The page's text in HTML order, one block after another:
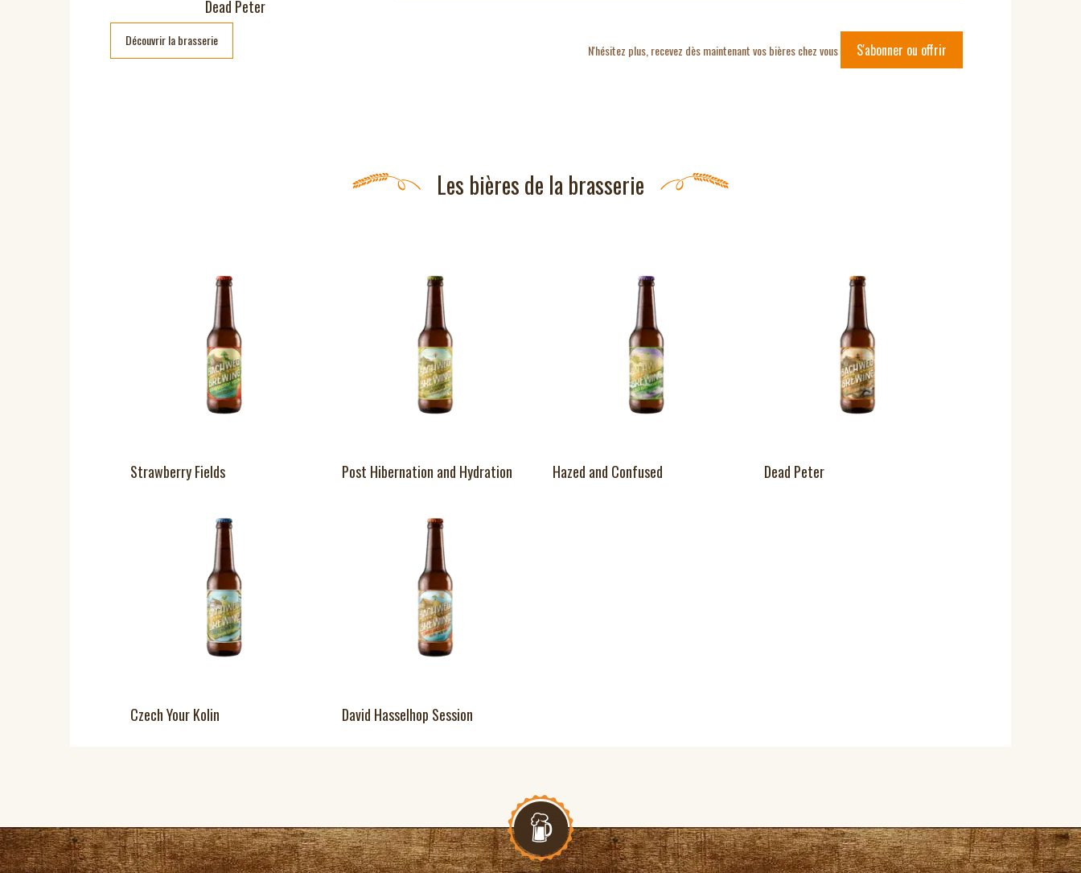
Dead Peter
Découvrir la brasserie
N'hésitez plus, recevez dès maintenant vos bières chez vous S'abonner ou offrir
Les bières de la brasserie
Strawberry Fields Post Hibernation and Hydration Hazed and Confused Dead Peter
Czech Your Kolin David Hasselhop Session